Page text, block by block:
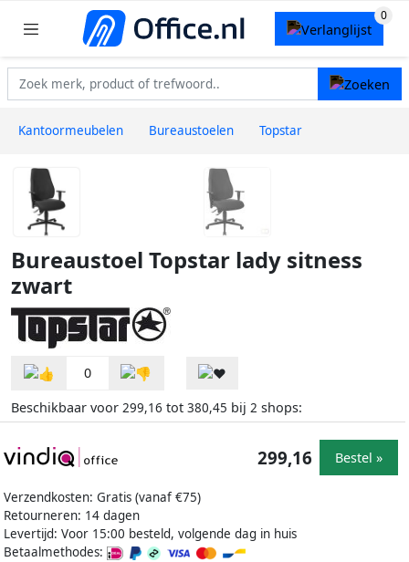
Kantoormeubelen Bureaustoelen Topstar
Bureaustoel Topstar lady sitness
zwart
0
Beschikbaar voor 299,16 tot 380,45 bij 2 shops:
Verzendkosten: Gratis (vanaf €75)
Retourneren: 14 dagen
Levertijd: Voor 15:00 besteld, volgende dag in huis
Betaalmethodes:
299,16 Bestel »